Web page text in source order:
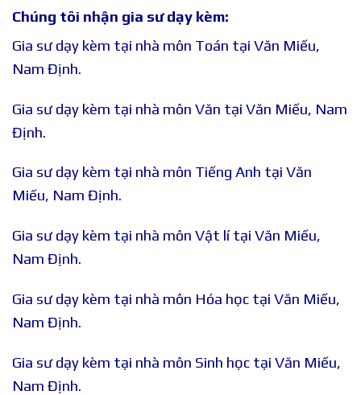
Chúng tôi nhận gia sư dạy kèm:
Gia sư dạy kèm tại nhà môn Toán tại Văn Miếu,
Nam Định.
Gia sư dạy kèm tại nhà môn Văn tại Văn Miếu, Nam
Định.
Gia sư dạy kèm tại nhà môn Tiếng Anh tại Văn
Miếu, Nam Định.
Gia sư dạy kèm tại nhà môn Vật lí tại Văn Miếu,
Nam Định.
Gia sư dạy kèm tại nhà môn Hóa học tại Văn Miếu,
Nam Định.
Gia sư dạy kèm tại nhà môn Sinh học tại Văn Miếu,
Nam Định.